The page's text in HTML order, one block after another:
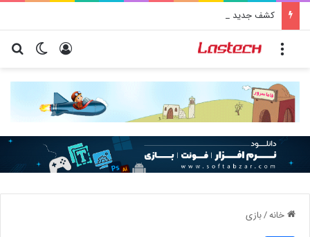
تغییر ورود
خانه/بازی